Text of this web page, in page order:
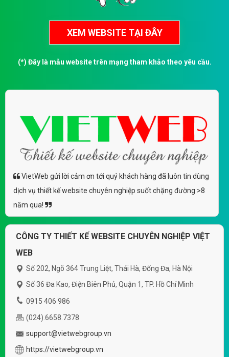
(*) Đây là mẫu website trên mạng tham khảo theo yêu cầu.
VietWeb gửi lời cảm ơn tới quý khách hàng đã luôn tin dùng
dịch vụ thiết kế website chuyên nghiệp suốt chặng đường >8
năm qua!
CÔNG TY THIẾT KẾ WEBSITE CHUYÊN NGHIỆP VIỆT
WEB
Số 202, Ngõ 364 Trung Liệt, Thái Hà, Đống Đa, Hà Nội
Số 36 Đa Kao, Điện Biên Phủ, Quận 1, TP. Hồ Chí Minh
0915 406 986
(024).6658.7378
support@vietwebgroup.vn
https://vietwebgroup.vn